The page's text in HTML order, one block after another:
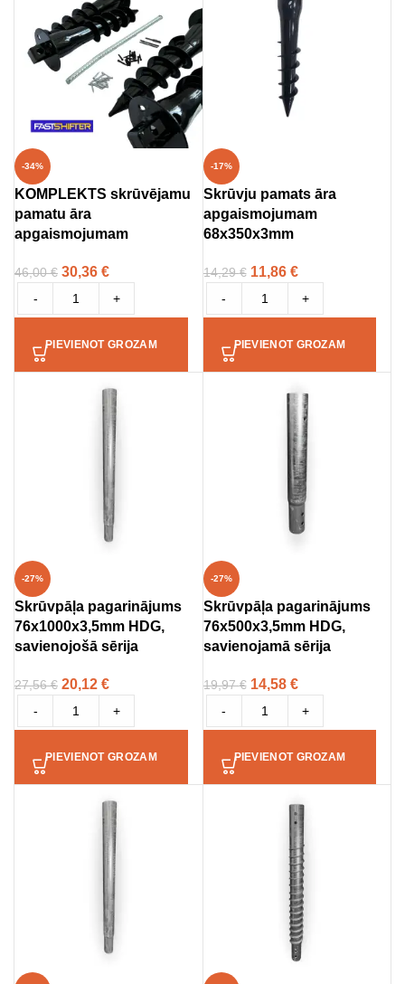
-34%
KOMPLEKTS skrūvējamu
pamatu āra
apgaismojumam
46,00€ 30,36 €
- +
PIEVIENOT GROZAM
-17%
Skrūvju pamats āra
apgaismojumam
68x350x3mm
14,29€ 11,86 €
- +
PIEVIENOT GROZAM
-27%
Skrūvpāļa pagarinājums
76x1000x3,5mm HDG,
savienojošā sērija
27,56€ 20,12 €
- +
PIEVIENOT GROZAM
-27%
Skrūvpāļa pagarinājums
76x500x3,5mm HDG,
savienojamā sērija
19,97€ 14,58 €
- +
PIEVIENOT GROZAM